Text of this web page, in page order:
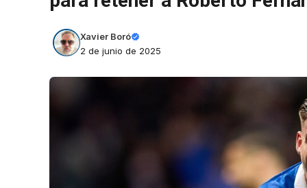
Xavier Boró
2 de junio de 2025